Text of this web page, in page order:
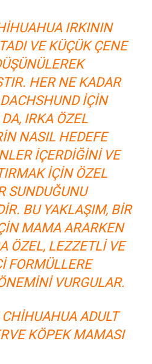
IRKININ
VE KÜÇÜK ÇENE
HER NE KADAR
IÇIN
IRKA ÖZEL
NASIL HEDEFE
IÇERDIĞINI VE
IÇIN ÖZEL
SUNDUĞUNU
BU YAKLAŞIM, BIR
MAMA ARARKEN
ÖZEL, LEZZETLI VE
FORMÜLLERE
VURGULAR.
ADULT
KÖPEK MAMASI